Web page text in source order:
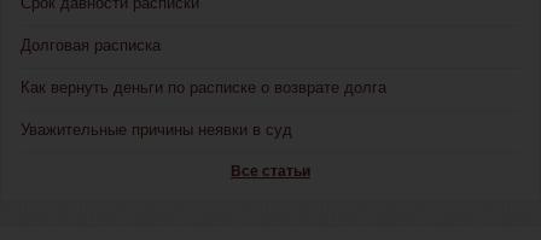
Долговая расписка
Как вернуть деньги по расписке о возврате долга
Уважительные причины неявки в суд
Все статьи